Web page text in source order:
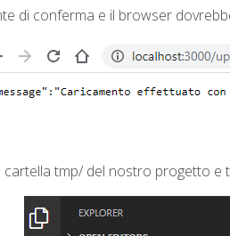
di conferma e il browser
tmp/ del nostro progetto